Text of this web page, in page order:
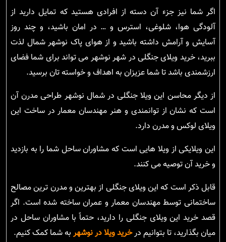
اگر شما نیز جزء آن دسته از افرادی هستید که تمایل دارید از
آلودگی هوا، شلوغی، استرس و … در امان باشید، و چند روز
آسایش و آرامش داشته باشید و از هوای پاک نوشهر شمال لذت
ببرید، خرید ویلای جنگلی در شهر نوشهر می تواند برای شما فضای
ارزشمندی باشد تا شما عزیزان به اهداف و خواسته تان برسید.
از دیگر محاسن این ویلا جنگلی در شمال نوشهر طراحی مدرن آن
است که نشان از توانمندی و هنر مهندسان معمار در ساخت این
ویلای لوکس و مدرن دارد.
این ویلایکی از ویلا هایی است که مشاوران ساحل شما را به بازدید
و خرید آن توصیه می کنند.
قابل ذکر است که این ویلای جنگلی از بهترین و مدرن ترین مصالح
ساختمانی توسط مهندسان معمار و عمران ساخته شده است. اگر
قصد خرید این ویلای جنگلی را دارید، حتماً با مشاوران ساحل در
میان بگذارید، تا بتوانیم درخرید ویلا در نوشهر به شما کمک کنیم.